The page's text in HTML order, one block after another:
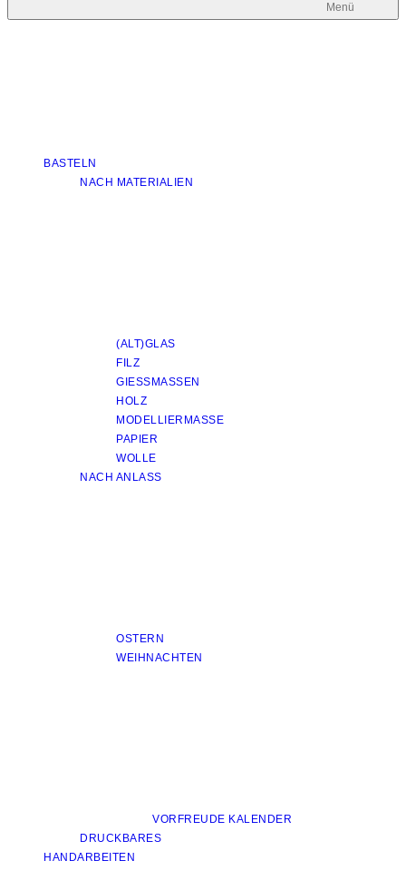
Menü
BASTELN
NACH MATERIALIEN
(ALT)GLAS
FILZ
GIESSMASSEN
HOLZ
MODELLIERMASSE
PAPIER
WOLLE
NACH ANLASS
OSTERN
WEIHNACHTEN
VORFREUDE KALENDER
DRUCKBARES
HANDARBEITEN